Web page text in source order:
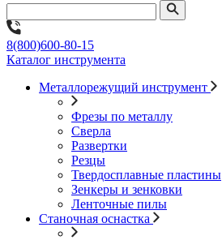
8(800)600-80-15
Каталог инструмента
Металлорежущий инструмент
Фрезы по металлу
Сверла
Развертки
Резцы
Твердосплавные пластины
Зенкеры и зенковки
Ленточные пилы
Станочная оснастка